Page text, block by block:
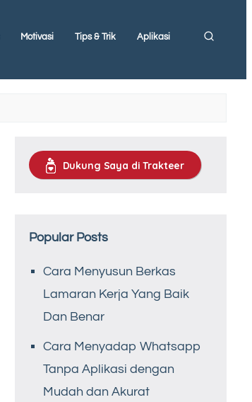
Motivasi Tips & Trik Aplikasi
Dukung Saya di Trakteer
Popular Posts
Cara Menyusun Berkas
Lamaran Kerja Yang Baik
Dan Benar
Cara Menyadap Whatsapp
Tanpa Aplikasi dengan
Mudah dan Akurat